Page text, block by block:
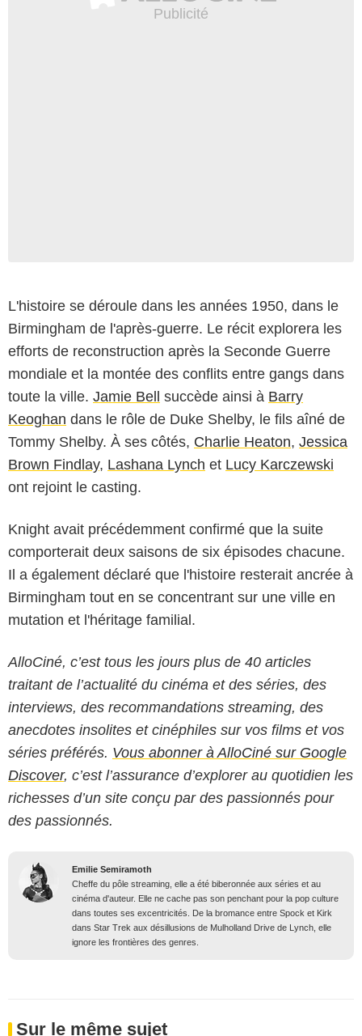
L'histoire se déroule dans les années 1950, dans le
Birmingham de l'après-guerre. Le récit explorera les
efforts de reconstruction après la Seconde Guerre
mondiale et la montée des conflits entre gangs dans
toute la ville. Jamie Bell succède ainsi à Barry
Keoghan dans le rôle de Duke Shelby, le fils aîné de
Tommy Shelby. À ses côtés, Charlie Heaton, Jessica
Brown Findlay, Lashana Lynch et Lucy Karczewski
ont rejoint le casting.
Knight avait précédemment confirmé que la suite
comporterait deux saisons de six épisodes chacune.
Il a également déclaré que l'histoire resterait ancrée à
Birmingham tout en se concentrant sur une ville en
mutation et l'héritage familial.
AlloCiné, c’est tous les jours plus de 40 articles
traitant de l’actualité du cinéma et des séries, des
interviews, des recommandations streaming, des
anecdotes insolites et cinéphiles sur vos films et vos
séries préférés. Vous abonner à AlloCiné sur Google
Discover, c’est l’assurance d’explorer au quotidien les
richesses d’un site conçu par des passionnés pour
des passionnés.
Emilie Semiramoth
Cheffe du pôle streaming, elle a été biberonnée aux séries et au
cinéma d'auteur. Elle ne cache pas son penchant pour la pop culture
dans toutes ses excentricités. De la bromance entre Spock et Kirk
dans Star Trek aux désillusions de Mulholland Drive de Lynch, elle
ignore les frontières des genres.
Sur le même sujet